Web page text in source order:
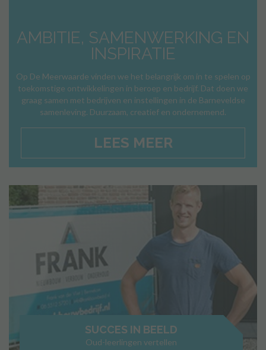
AMBITIE, SAMENWERKING EN
INSPIRATIE
Op De Meerwaarde vinden we het belangrijk om in te spelen op
toekomstige ontwikkelingen in beroep en bedrijf. Dat doen we
graag samen met bedrijven en instellingen in de Barneveldse
samenleving. Duurzaam, creatief en ondernemend.
LEES MEER
SUCCES IN BEELD
Oud-leerlingen vertellen